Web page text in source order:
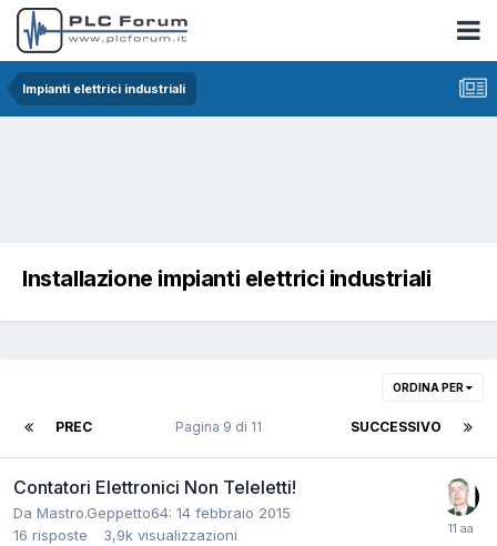
Impianti elettrici industriali
Installazione impianti elettrici industriali
ORDINA PER
PREC SUCCESSIVO
Pagina 9 di 11
Contatori Elettronici Non Teleletti!
Da Mastro.Geppetto64: 14 febbraio 2015
16 risposte 3,9k visualizzazioni